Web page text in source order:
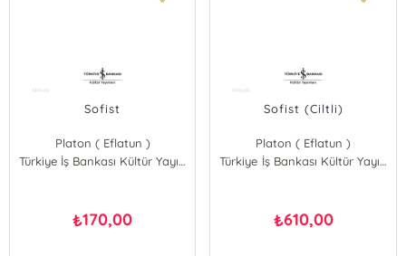
Sofist
Platon ( Eflatun )
Türkiye İş Bankası Kültür Yayınları
₺170,00
Sofist (Ciltli)
Platon ( Eflatun )
Türkiye İş Bankası Kültür Yayınları
₺610,00